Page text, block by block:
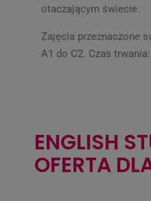
otaczającym świecie.
Zajęcia przeznaczone
A1 do C2. Czas
ENGLISH
OFERTA